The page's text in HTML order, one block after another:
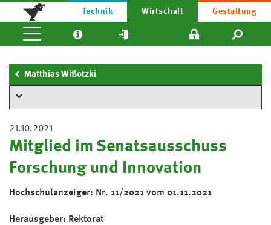
Technik Wirtschaft Gestaltung
Matthias Wißotzki
21.10.2021
Mitglied im Senatsausschuss
Forschung und Innovation
Hochschulanzeiger: Nr. 11/2021 vom 01.11.2021
Herausgeber: Rektorat